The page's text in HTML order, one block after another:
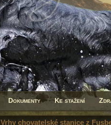
Dokumenty Ke stažení
Vrhy chovatelské stanice z